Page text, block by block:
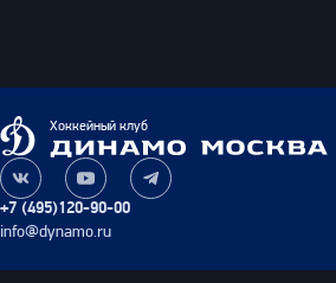
Cars
Динамо
Москва
Хоккейный клуб
+7 (495)120-90-00
info@dynamo.ru
Наша
группа
ВКонтакте
Наш
канал
на
Наш
канал